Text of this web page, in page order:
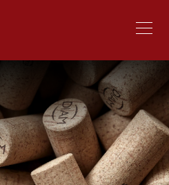
language